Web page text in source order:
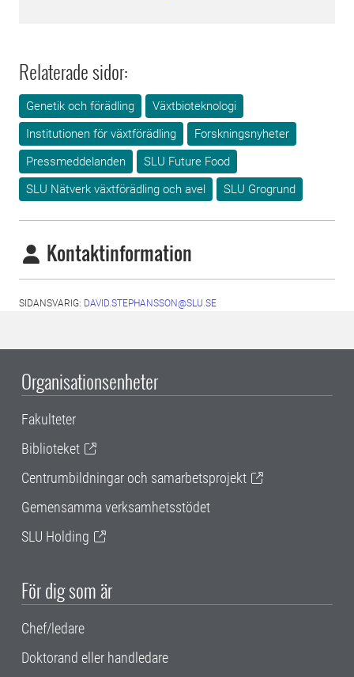
Relaterade sidor:
Genetik och förädling
Växtbioteknologi
Institutionen för växtförädling
Forskningsnyheter
Pressmeddelanden
SLU Future Food
SLU Nätverk växtförädling och avel
SLU Grogrund
Kontaktinformation
SIDANSVARIG: DAVID.STEPHANSSON@SLU.SE
Organisationsenheter
Fakulteter
Biblioteket
Centrumbildningar och samarbetsprojekt
Gemensamma verksamhetsstödet
SLU Holding
För dig som är
Chef/ledare
Doktorand eller handledare